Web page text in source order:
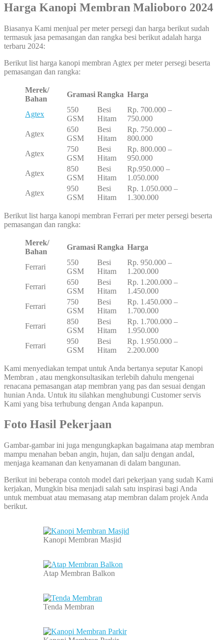
Harga Kanopi Membran Malioboro 2024
Biasanya Kami menjual per meter persegi dan harga berikut sudah
termasuk jasa pemasangan dan rangka besi berikut adalah harga
terbaru 2024:
Berikut list harga kanopi membran Agtex per meter persegi beserta
pemasangan dan rangka:
Merek/
Bahan
Gramasi Rangka Harga
Agtex
550
GSM
Besi
Hitam
Rp. 700.000 –
750.000
Agtex
650
GSM
Besi
Hitam
Rp. 750.000 –
800.000
Agtex
750
GSM
Besi
Hitam
Rp. 800.000 –
950.000
Agtex
850
GSM
Besi
Hitam
Rp.950.000 –
1.050.000
Agtex
950
GSM
Besi
Hitam
Rp. 1.050.000 –
1.300.000
Berikut list harga kanopi membran Ferrari per meter persegi beserta
pemasangan dan rangka:
Merek/
Bahan
Gramasi Rangka Harga
Ferrari
550
GSM
Besi
Hitam
Rp. 950.000 –
1.200.000
Ferrari
650
GSM
Besi
Hitam
Rp. 1.200.000 –
1.450.000
Ferrari
750
GSM
Besi
Hitam
Rp. 1.450.000 –
1.700.000
Ferrari
850
GSM
Besi
Hitam
Rp. 1.700.000 –
1.950.000
Ferrari
950
GSM
Besi
Hitam
Rp. 1.950.000 –
2.200.000
Kami menyediakan tempat untuk Anda bertanya seputar Kanopi
Membran , atau mengkonsultasikan terlebih dahulu mengenai
renacana pemasangan atap membran yang pas dan sesuai dengan
hunian Anda. Untuk itu silahkan menghubungi Customer servis
Kami yang bisa terhubung dengan Anda kapanpun.
Foto Hasil Pekerjaan
Gambar-gambar ini juga mengungkapkan bagaimana atap membran
mampu menahan beban angin, hujan, dan salju dengan andal,
menjaga keamanan dan kenyamanan di dalam bangunan.
Berikut ini beberapa contoh model dari pekerjaan yang sudah Kami
kerjakan, Mungkin bisa menjadi salah satu inspirasi bagi Anda
untuk membuat atau memasang atap membran dalam projek Anda
berikut.
Kanopi Membran Masjid
Atap Membran Balkon
Tenda Membran